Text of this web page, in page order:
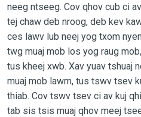
neeg ntseeg. Cov qhov cub ci
tej chaw deb nroog, deb kev
ces lawv lub neej yog txom
twg muaj mob los yog raug
tus kheej xwb. Xav yuav tshuaj
muaj mob lawm, tus tswv tsev
thiab. Cov tswv tsev ci av kuj
tab sis tsis muaj qhov meej